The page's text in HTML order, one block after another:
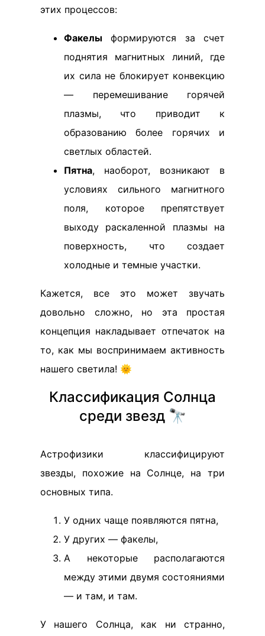
этих процессов:
Факелы формируются за счет
поднятия магнитных линий, где
их сила не блокирует конвекцию
— перемешивание горячей
плазмы, что приводит к
образованию более горячих и
светлых областей.
Пятна, наоборот, возникают в
условиях сильного магнитного
поля, которое препятствует
выходу раскаленной плазмы на
поверхность, что создает
холодные и темные участки.
Кажется, все это может звучать
довольно сложно, но эта простая
концепция накладывает отпечаток на
то, как мы воспринимаем активность
нашего светила! 🌞
Классификация Солнца
среди звезд 🔭
Астрофизики классифицируют
звезды, похожие на Солнце, на три
основных типа.
У одних чаще появляются пятна,
У других — факелы,
А некоторые располагаются
между этими двумя состояниями
— и там, и там.
У нашего Солнца, как ни странно,